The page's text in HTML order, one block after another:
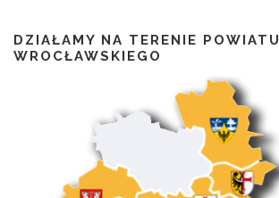
DZIAŁAMY NA TERENIE POWIATU
WROCŁAWSKIEGO